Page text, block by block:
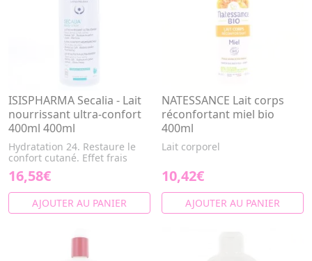
ISISPHARMA Secalia - Lait
nourrissant ultra-confort
400ml 400ml
Hydratation 24. Restaure le
confort cutané. Effet frais
16,58€
AJOUTER AU PANIER
NATESSANCE Lait corps
réconfortant miel bio
400ml
Lait corporel
10,42€
AJOUTER AU PANIER